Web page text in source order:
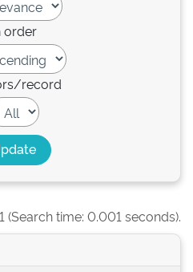
order
record
(Search time: 0.001 seconds).